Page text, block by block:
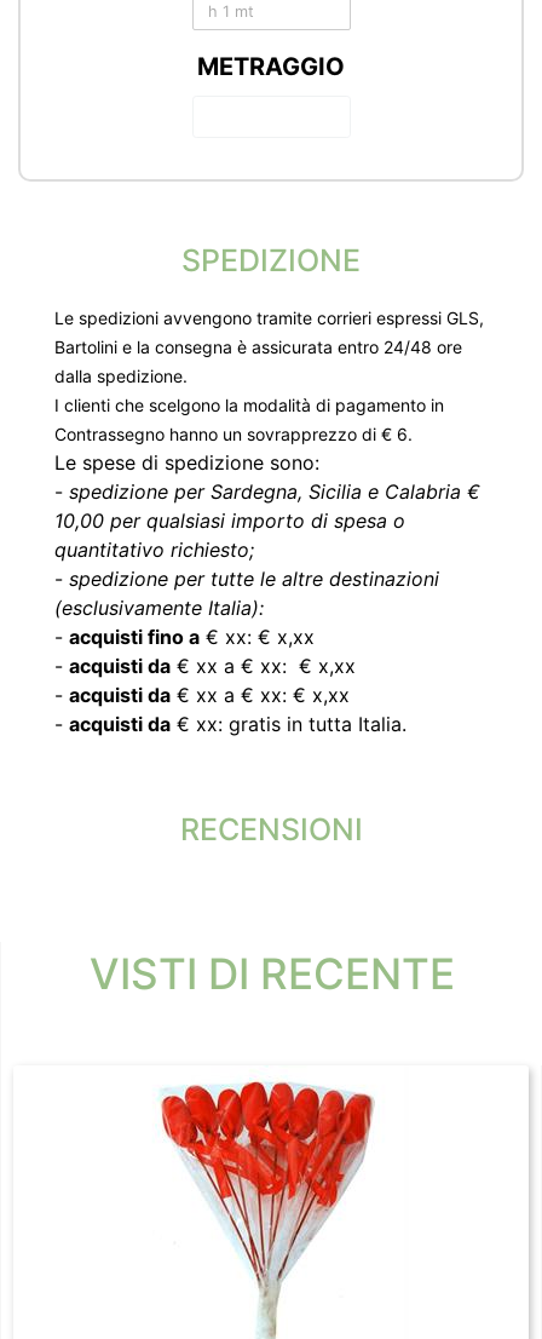
h 1 mt
METRAGGIO
SPEDIZIONE
Le spedizioni avvengono tramite corrieri espressi GLS,
Bartolini e la consegna è assicurata entro 24/48 ore
dalla spedizione.
I clienti che scelgono la modalità di pagamento in
Contrassegno hanno un sovrapprezzo di € 6.
Le spese di spedizione sono:
- spedizione per Sardegna, Sicilia e Calabria €
10,00 per qualsiasi importo di spesa o
quantitativo richiesto;
- spedizione per tutte le altre destinazioni
(esclusivamente Italia):
- acquisti fino a € xx: € x,xx
- acquisti da € xx a € xx: € x,xx
- acquisti da € xx a € xx: € x,xx
- acquisti da € xx: gratis in tutta Italia.
RECENSIONI
VISTI DI RECENTE